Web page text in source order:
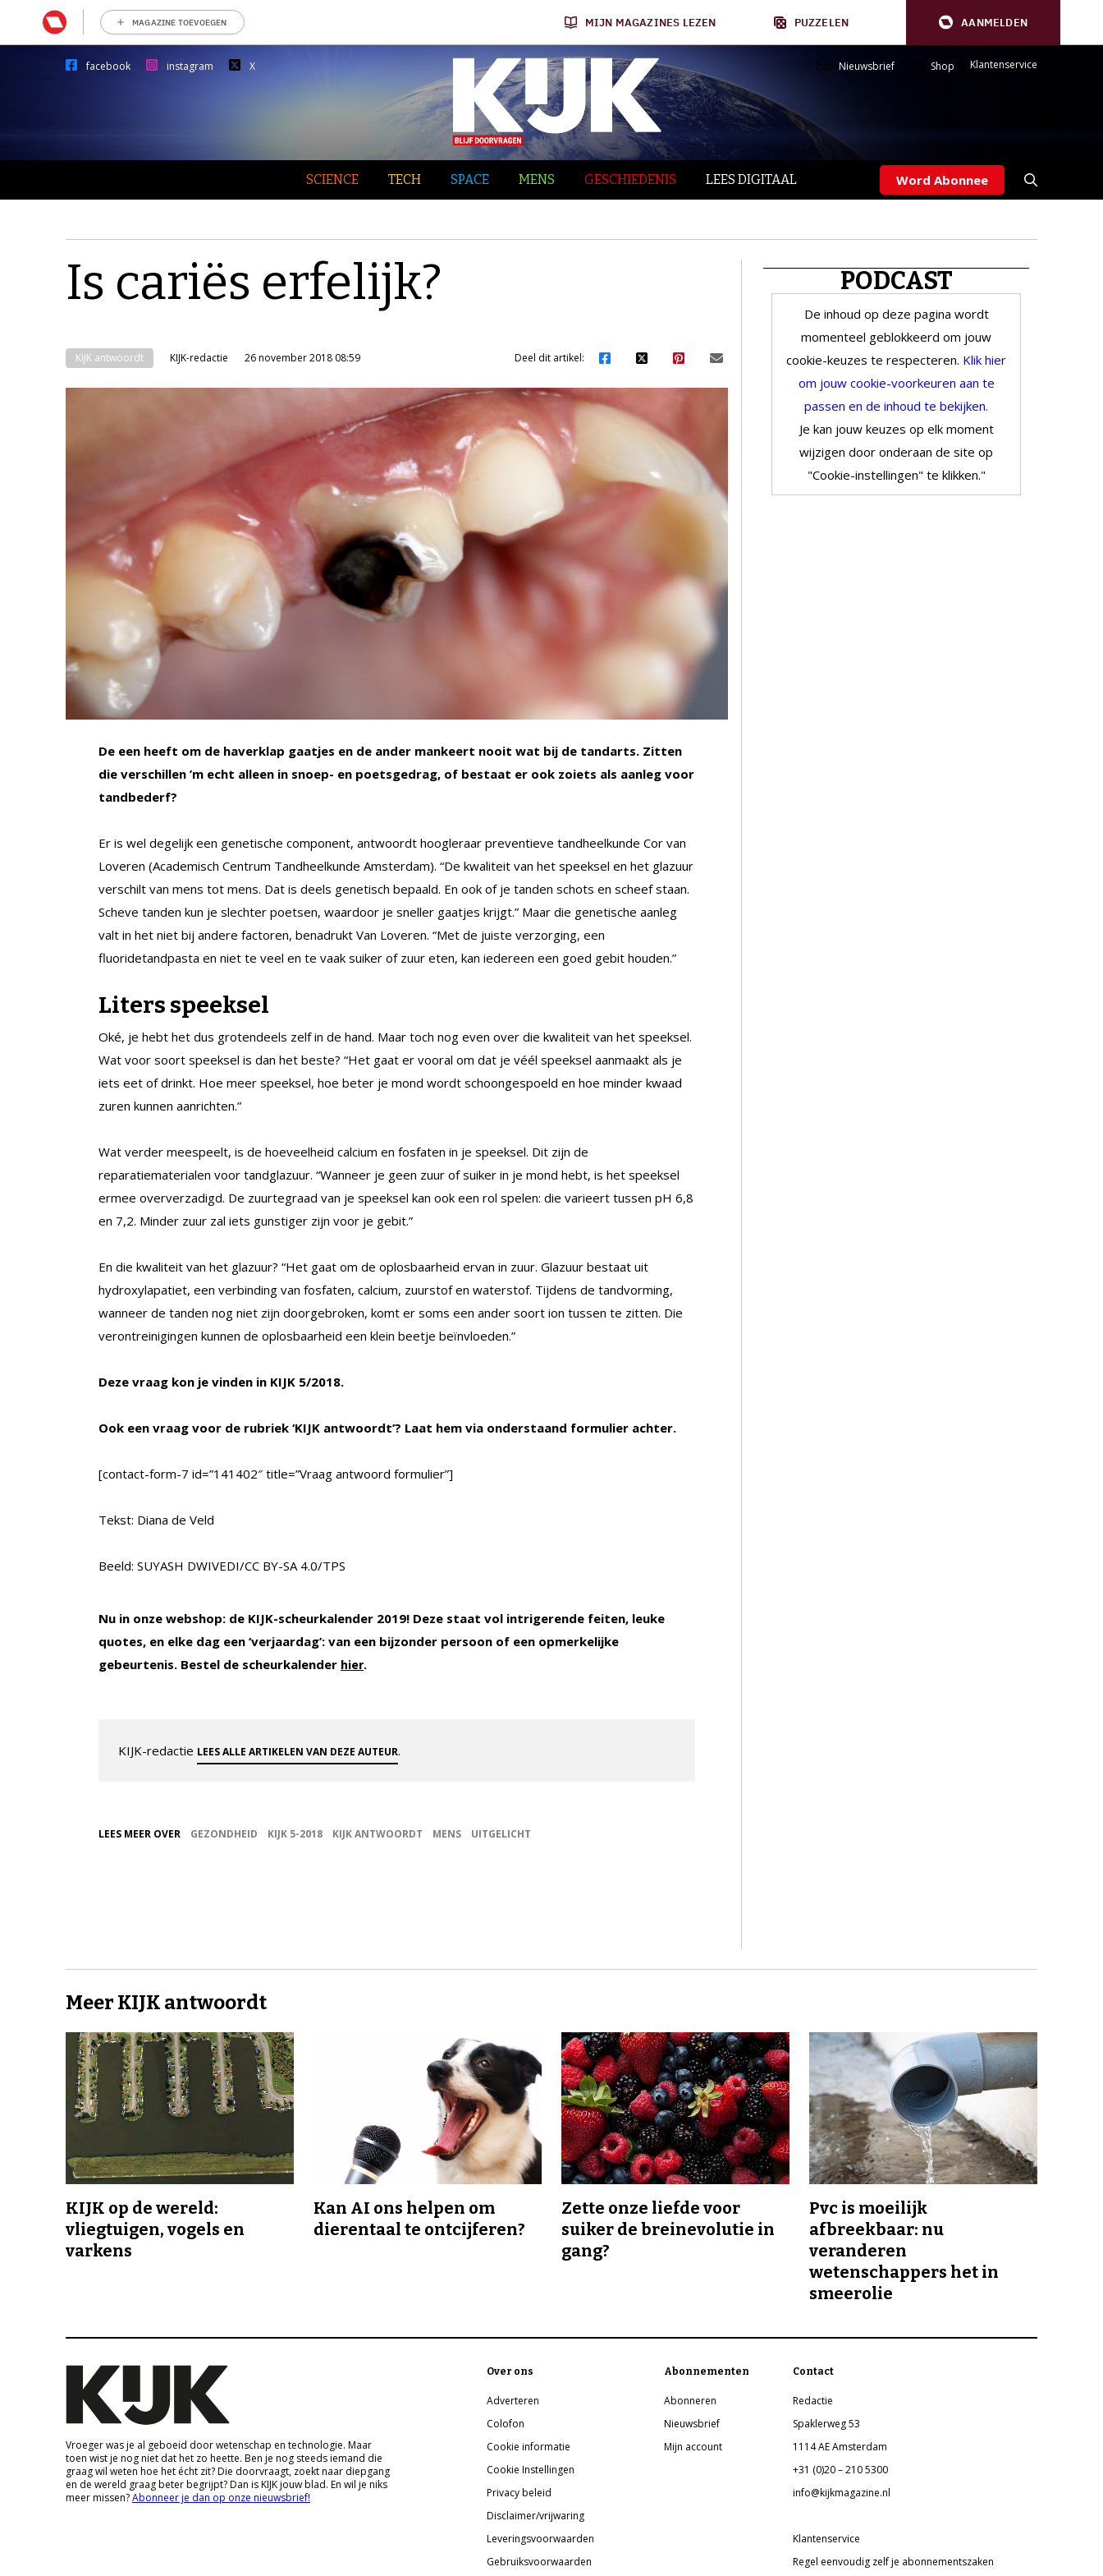
MAGAZINE TOEVOEGEN MIJN MAGAZINES LEZEN PUZZELEN AANMELDEN
facebook instagram X Nieuwsbrief Shop Klantenservice
SCIENCE TECH SPACE MENS GESCHIEDENIS LEES DIGITAAL Word Abonnee
Is cariës erfelijk?
KIJK antwoordt KIJK-redactie 26 november 2018 08:59 Deel dit artikel:
De een heeft om de haverklap gaatjes en de ander mankeert nooit wat bij de tandarts. Zitten
die verschillen ’m echt alleen in snoep- en poetsgedrag, of bestaat er ook zoiets als aanleg voor
tandbederf?
Er is wel degelijk een genetische component, antwoordt hoogleraar preventieve tandheelkunde Cor van
Loveren (Academisch Centrum Tandheelkunde Amsterdam). “De kwaliteit van het speeksel en het glazuur
verschilt van mens tot mens. Dat is deels genetisch bepaald. En ook of je tanden schots en scheef staan.
Scheve tanden kun je slechter poetsen, waardoor je sneller gaatjes krijgt.” Maar die genetische aanleg
valt in het niet bij andere factoren, benadrukt Van Loveren. “Met de juiste verzorging, een
fluoridetandpasta en niet te veel en te vaak suiker of zuur eten, kan iedereen een goed gebit houden.”
Liters speeksel
Oké, je hebt het dus grotendeels zelf in de hand. Maar toch nog even over die kwaliteit van het speeksel.
Wat voor soort speeksel is dan het beste? “Het gaat er vooral om dat je véél speeksel aanmaakt als je
iets eet of drinkt. Hoe meer speeksel, hoe beter je mond wordt schoongespoeld en hoe minder kwaad
zuren kunnen aanrichten.”
Wat verder meespeelt, is de hoeveelheid calcium en fosfaten in je speeksel. Dit zijn de
reparatiematerialen voor tandglazuur. “Wanneer je geen zuur of suiker in je mond hebt, is het speeksel
ermee oververzadigd. De zuurtegraad van je speeksel kan ook een rol spelen: die varieert tussen pH 6,8
en 7,2. Minder zuur zal iets gunstiger zijn voor je gebit.”
En die kwaliteit van het glazuur? “Het gaat om de oplosbaarheid ervan in zuur. Glazuur bestaat uit
hydroxylapatiet, een verbinding van fosfaten, calcium, zuurstof en waterstof. Tijdens de tandvorming,
wanneer de tanden nog niet zijn doorgebroken, komt er soms een ander soort ion tussen te zitten. Die
verontreinigingen kunnen de oplosbaarheid een klein beetje beïnvloeden.”
Deze vraag kon je vinden in KIJK 5/2018.
Ook een vraag voor de rubriek ‘KIJK antwoordt’? Laat hem via onderstaand formulier achter.
[contact-form-7 id=”141402″ title=”Vraag antwoord formulier”]
Tekst: Diana de Veld
Beeld: SUYASH DWIVEDI/CC BY-SA 4.0/TPS
Nu in onze webshop: de KIJK-scheurkalender 2019! Deze staat vol intrigerende feiten, leuke
quotes, en elke dag een ‘verjaardag’: van een bijzonder persoon of een opmerkelijke
gebeurtenis. Bestel de scheurkalender hier.
KIJK-redactie LEES ALLE ARTIKELEN VAN DEZE AUTEUR.
LEES MEER OVER GEZONDHEID KIJK 5-2018 KIJK ANTWOORDT MENS UITGELICHT
PODCAST
De inhoud op deze pagina wordt
momenteel geblokkeerd om jouw
cookie-keuzes te respecteren. Klik hier
om jouw cookie-voorkeuren aan te
passen en de inhoud te bekijken.
Je kan jouw keuzes op elk moment
wijzigen door onderaan de site op
"Cookie-instellingen" te klikken."
Meer KIJK antwoordt
KIJK op de wereld:
vliegtuigen, vogels en
varkens
Kan AI ons helpen om
dierentaal te ontcijferen?
Zette onze liefde voor
suiker de breinevolutie in
gang?
Pvc is moeilijk
afbreekbaar: nu
veranderen
wetenschappers het in
smeerolie
Vroeger was je al geboeid door wetenschap en technologie. Maar
toen wist je nog niet dat het zo heette. Ben je nog steeds iemand die
graag wil weten hoe het écht zit? Die doorvraagt, zoekt naar diepgang
en de wereld graag beter begrijpt? Dan is KIJK jouw blad. En wil je niks
meer missen?Abonneer je dan op onze nieuwsbrief!
Over ons
Adverteren
Colofon
Cookie informatie
Cookie Instellingen
Privacy beleid
Disclaimer/vrijwaring
Leveringsvoorwaarden
Gebruiksvoorwaarden
Abonnementen
Abonneren
Nieuwsbrief
Mijn account
Contact
Redactie
Spaklerweg 53
1114 AE Amsterdam
+31 (0)20 – 210 5300
info@kijkmagazine.nl
Klantenservice
Regel eenvoudig zelf je abonnementszaken